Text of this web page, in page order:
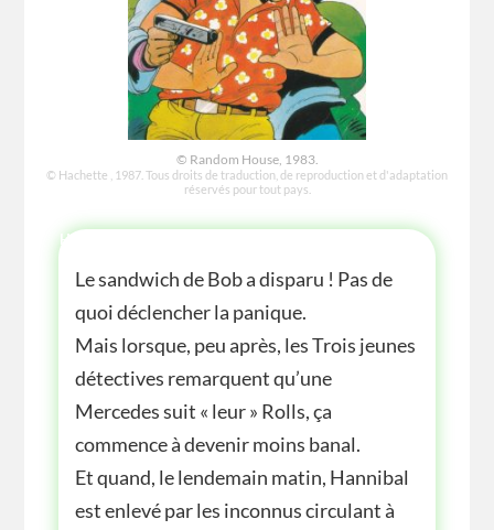
© Random House, 1983.
© Hachette , 1987. Tous droits de traduction, de reproduction et d'adaptation
réservés pour tout pays.
HISTOIRE
Le sandwich de Bob a disparu ! Pas de
quoi déclencher la panique.
Mais lorsque, peu après, les Trois jeunes
détectives remarquent qu’une
Mercedes suit « leur » Rolls, ça
commence à devenir moins banal.
Et quand, le lendemain matin, Hannibal
est enlevé par les inconnus circulant à